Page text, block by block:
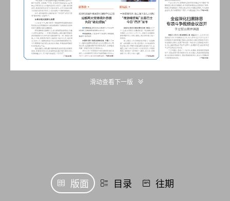
滑动查看下一版
版面 目录 往期